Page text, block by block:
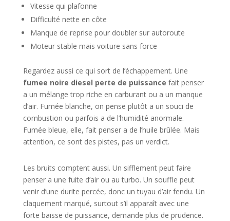
Vitesse qui plafonne
Difficulté nette en côte
Manque de reprise pour doubler sur autoroute
Moteur stable mais voiture sans force
Regardez aussi ce qui sort de l’échappement. Une
fumee noire diesel perte de puissance fait penser
a un mélange trop riche en carburant ou a un manque
d’air. Fumée blanche, on pense plutôt a un souci de
combustion ou parfois a de l’humidité anormale.
Fumée bleue, elle, fait penser a de l’huile brûlée. Mais
attention, ce sont des pistes, pas un verdict.
Les bruits comptent aussi. Un sifflement peut faire
penser a une fuite d’air ou au turbo. Un souffle peut
venir d’une durite percée, donc un tuyau d’air fendu. Un
claquement marqué, surtout s’il apparaît avec une
forte baisse de puissance, demande plus de prudence.